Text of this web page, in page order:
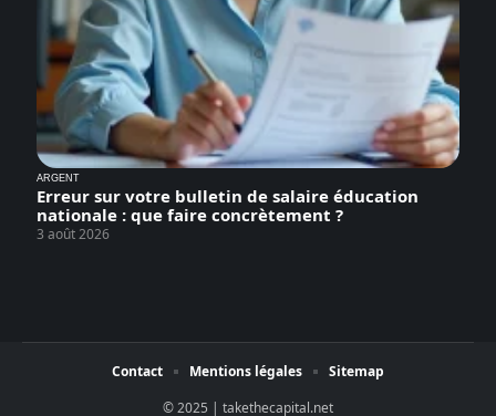
ARGENT
Erreur sur votre bulletin de salaire éducation
nationale : que faire concrètement ?
3 août 2026
© 2025 | takethecapital.net
Contact Mentions légales Sitemap